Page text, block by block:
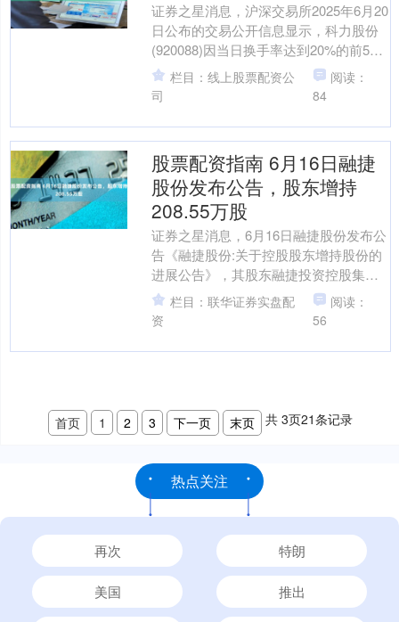
证券之星消息，沪深交易所2025年6月20
日公布的交易公开信息显示，科力股份
(920088)因当日换手率达到20%的前5只
股票登上龙虎榜。此次是近5个交易日内
第....
栏目：线上股票配资公
司
阅读：
84
股票配资指南 6月16日融捷
股份发布公告，股东增持
208.55万股
证券之星消息，6月16日融捷股份发布公
告《融捷股份:关于控股股东增持股份的
进展公告》，其股东融捷投资控股集团
有限公司于2025年4月12日至2025年6月
13日....
栏目：联华证券实盘配
资
阅读：
56
首页 1 2 3 下一页 末页 共 3页21条记录
热点关注
再次 特朗
美国 推出